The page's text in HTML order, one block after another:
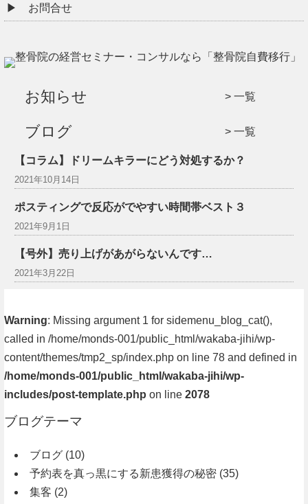
お問合せ
お知らせ 一覧
ブログ 一覧
【コラム】ドリームキラーにどう対処するか？
2021年10月14日
ポスティングで反応がでやすい時間帯ベスト３
2021年9月1日
【号外】売り上げがあがらないんです…
2021年3月22日
Warning: Missing argument 1 for sidemenu_blog_cat(),
called in /home/monds-001/public_html/wakaba-jihi/wp-
content/themes/tmp2_sp/index.php on line 78 and defined in
/home/monds-001/public_html/wakaba-jihi/wp-
includes/post-template.php on line 2078
ブログテーマ
ブログ (10)
予約表を真っ黒にする新患獲得の秘密 (35)
集客 (2)